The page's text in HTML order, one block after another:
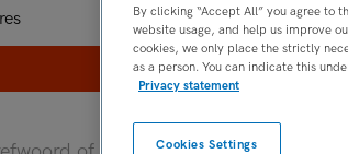
By clicking “Accept All” you agree to
website usage, and help us improve
cookies, we only place the strictly
as a person. You can indicate this
Privacy statement
Cookies Settings